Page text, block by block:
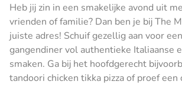
Heb jij zin in een smakelijke avond uit
vrienden of familie? Dan ben je bij The
juiste adres! Schuif gezellig aan voor
gangendiner vol authentieke Italiaanse
smaken. Ga bij het hoofdgerecht
tandoori chicken tikka pizza of proef een